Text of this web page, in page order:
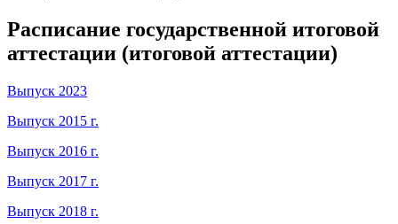
Расписание государственной итоговой
аттестации (итоговой аттестации)
Выпуск 2023
Выпуск 2015 г.
Выпуск 2016 г.
Выпуск 2017 г.
Выпуск 2018 г.